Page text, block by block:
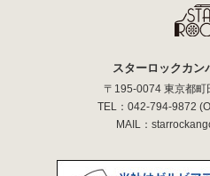
スターロックカン
〒195-0074 東京都町
TEL： 042-794-9872
MAIL：